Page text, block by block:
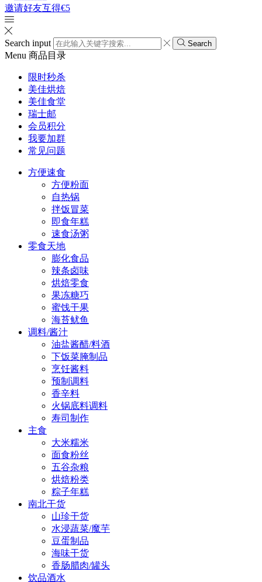
邀请好友互得€5
Search input Search
Menu 商品目录
限时秒杀
美佳烘焙
美佳食堂
瑞士邮
会员积分
我要加群
常见问题
方便速食
方便粉面
自热锅
拌饭冒菜
即食年糕
速食汤粥
零食天地
膨化食品
辣条卤味
烘焙零食
果冻糖巧
蜜饯干果
海苔鱿鱼
调料/酱汁
油盐酱醋/料酒
下饭菜腌制品
烹饪酱料
预制调料
香辛料
火锅底料调料
寿司制作
主食
大米糯米
面食粉丝
五谷杂粮
烘焙粉类
粽子年糕
南北干货
山珍干货
水浸蔬菜/魔芋
豆蛋制品
海味干货
香肠腊肉/罐头
饮品酒水